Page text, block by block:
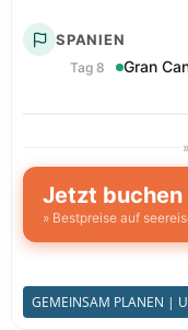
SPANIEN
Tag 8
Gran
Jetzt buchen
» Bestpreise auf
GEMEINSAM PLANEN |